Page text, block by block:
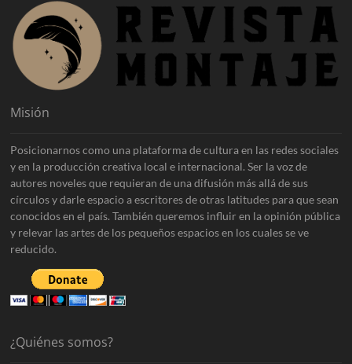
Misión
Posicionarnos como una plataforma de cultura en las redes sociales
y en la producción creativa local e internacional. Ser la voz de
autores noveles que requieran de una difusión más allá de sus
círculos y darle espacio a escritores de otras latitudes para que sean
conocidos en el país. También queremos influir en la opinión pública
y relevar las artes de los pequeños espacios en los cuales se ve
reducido.
¿Quiénes somos?